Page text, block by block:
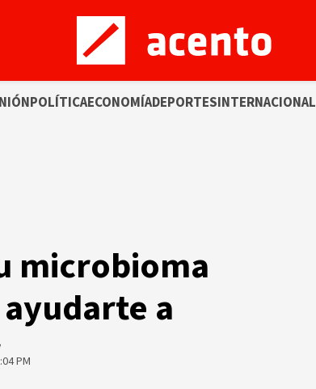
POLÍTICAECONOMÍADEPORTESINTERNACIONAL
microbioma
a
PM